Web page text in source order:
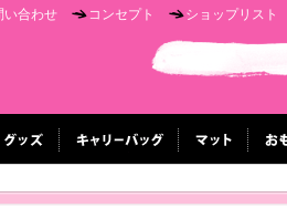
ショップリスト
コンセプト
い合わせ